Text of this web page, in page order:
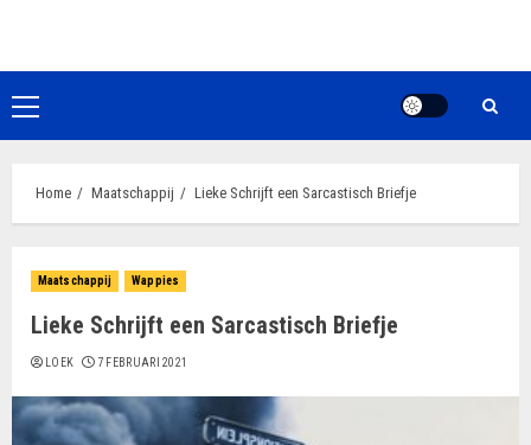
de
inhoudPrimair
menu
Home Maatschappij Lieke Schrijft een Sarcastisch Briefje
Maatschappij Wappies
Lieke Schrijft een Sarcastisch Briefje
LOEK 7 FEBRUARI 2021